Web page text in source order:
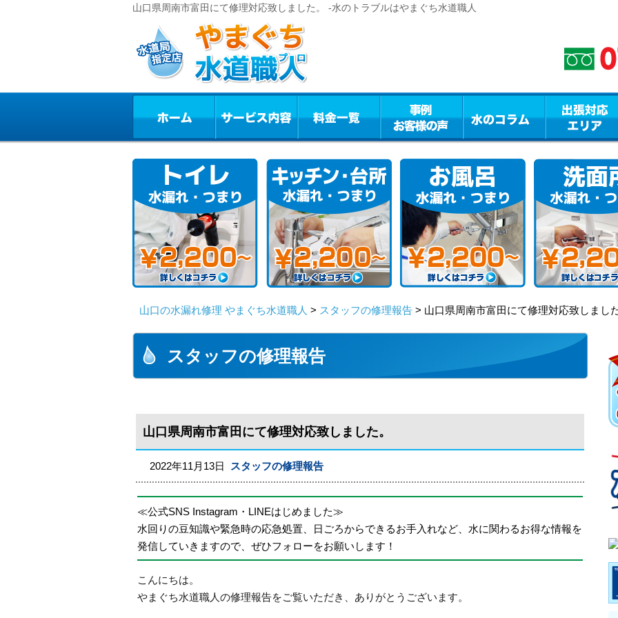
山口県周南市富田にて修理対応致しました。 -水のトラブルはやまぐち水道職人
山口の水漏れ修理 やまぐち水道職人 > スタッフの修理報告 > 山口県周南市富田にて修理対応致しまし
スタッフの修理報告
山口県周南市富田にて修理対応致しました。
2022年11月13日 スタッフの修理報告
≪公式SNS Instagram・LINEはじめました≫
水回りの豆知識や緊急時の応急処置、日ごろからできるお手入れなど、水に関わるお得な情報を
発信していきますので、ぜひフォローをお願いします！
こんにちは。
やまぐち水道職人の修理報告をご覧いただき、ありがとうございます。